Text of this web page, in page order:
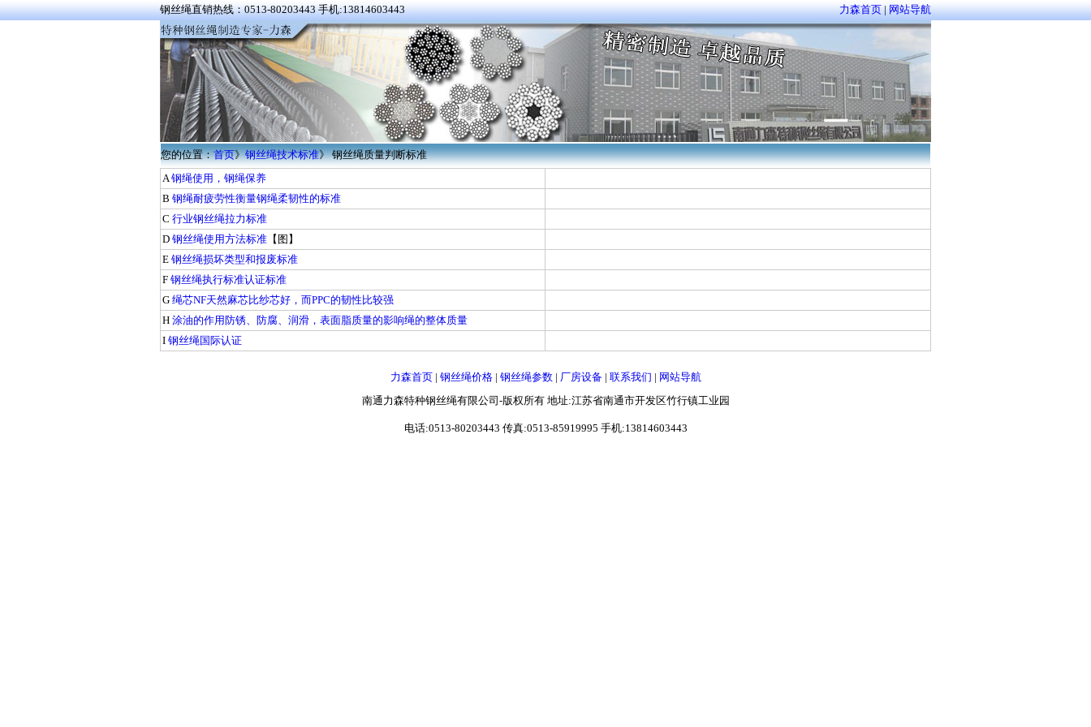
钢丝绳直销热线：0513-80203443 手机:13814603443 力森首页 |网站导航
您的位置：首页》钢丝绳技术标准》 钢丝绳质量判断标准
A钢绳使用，钢绳保养
B 钢绳耐疲劳性衡量钢绳柔韧性的标准
C 行业钢丝绳拉力标准
D 钢丝绳使用方法标准 【图】
E 钢丝绳损坏类型和报废标准
F 钢丝绳执行标准认证标准
G 绳芯NF天然麻芯比纱芯好，而PPC的韧性比较强
H 涂油的作用防锈、防腐、润滑，表面脂质量的影响绳的整体质量
I 钢丝绳国际认证
力森首页| 钢丝绳价格| 钢丝绳参数| 厂房设备 | 联系我们 | 网站导航
南通力森特种钢丝绳有限公司-版权所有 地址:江苏省南通市开发区竹行镇工业园
电话:0513-80203443 传真:0513-85919995 手机:13814603443